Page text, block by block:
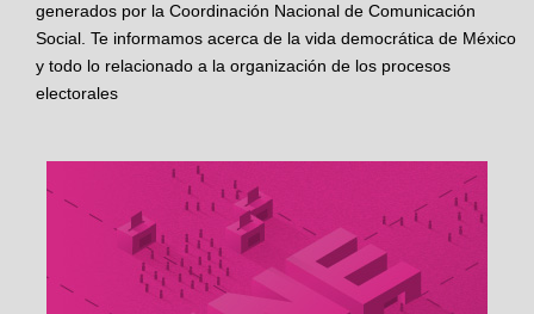
generados por la Coordinación Nacional de Comunicación
Social. Te informamos acerca de la vida democrática de México
y todo lo relacionado a la organización de los procesos
electorales